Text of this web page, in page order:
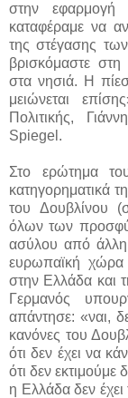
στην εφαρμογή
καταφέραμε να
της στέγασης
βρισκόμαστε
στα νησιά. Η
μειώνεται
Πολιτικής,
Spiegel.
Στο ερώτημα
κατηγορηματικά
του Δουβλίνου
όλων των
ασύλου από
ευρωπαϊκή χώρα
στην Ελλάδα και
Γερμανός
απάντησε: «ναι,
κανόνες του
ότι δεν έχει να
ότι δεν
η Ελλάδα δεν έχει